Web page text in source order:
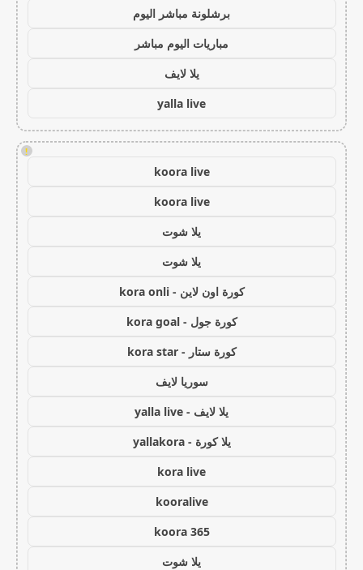
برشلونة مباشر اليوم
مباريات اليوم مباشر
يلا لايف
yalla live
!
koora live
koora live
يلا شوت
يلا شوت
كورة اون لاين - kora onli
كورة جول - kora goal
كورة ستار - kora star
سوريا لايف
يلا لايف - yalla live
يلا كورة - yallakora
kora live
kooralive
koora 365
يلا شوت